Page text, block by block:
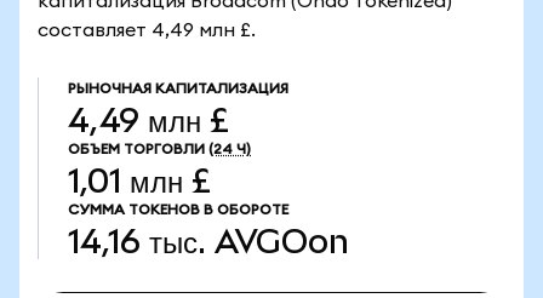
составляет 4,49 млн £.
РЫНОЧНАЯ КАПИТАЛИЗАЦИЯ
4,49 млн £
ОБЪЕМ ТОРГОВЛИ (24 Ч)
1,01 млн £
СУММА ТОКЕНОВ В ОБОРОТЕ
14,16 тыс. AVGOon